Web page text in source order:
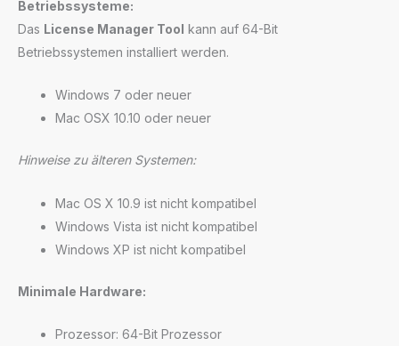
Betriebssysteme:
Das License Manager Tool kann auf 64-Bit
Betriebssystemen installiert werden.
Windows 7 oder neuer
Mac OSX 10.10 oder neuer
Hinweise zu älteren Systemen:
Mac OS X 10.9 ist nicht kompatibel
Windows Vista ist nicht kompatibel
Windows XP ist nicht kompatibel
Minimale Hardware:
Prozessor: 64-Bit Prozessor